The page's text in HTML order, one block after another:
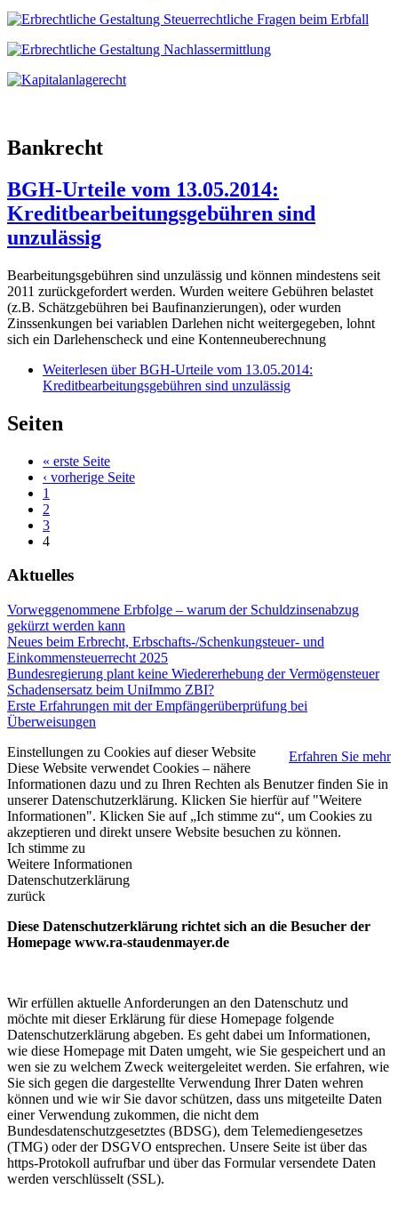
Bankrecht
BGH-Urteile vom 13.05.2014:
Kreditbearbeitungsgebühren sind
unzulässig
Bearbeitungsgebühren sind unzulässig und können mindestens seit
2011 zurückgefordert werden. Wurden weitere Gebühren belastet
(z.B. Schätzgebühren bei Baufinanzierungen), oder wurden
Zinssenkungen bei variablen Darlehen nicht weitergegeben, lohnt
sich ein Darlehenscheck und eine Kontenneuberechnung
Weiterlesen über BGH-Urteile vom 13.05.2014:
Kreditbearbeitungsgebühren sind unzulässig
Seiten
« erste Seite
‹ vorherige Seite
1
2
3
4
Aktuelles
Vorweggenommene Erbfolge – warum der Schuldzinsenabzug
gekürzt werden kann
Neues beim Erbrecht, Erbschafts-/Schenkungsteuer- und
Einkommensteuerrecht 2025
Bundesregierung plant keine Wiedererhebung der Vermögensteuer
Schadensersatz beim UniImmo ZBI?
Erste Erfahrungen mit der Empfängerüberprüfung bei
Überweisungen
Erfahren Sie mehr
Einstellungen zu Cookies auf dieser Website
Diese Website verwendet Cookies – nähere
Informationen dazu und zu Ihren Rechten als Benutzer finden Sie in
unserer Datenschutzerklärung. Klicken Sie hierfür auf "Weitere
Informationen". Klicken Sie auf „Ich stimme zu“, um Cookies zu
akzeptieren und direkt unsere Website besuchen zu können.
Ich stimme zu
Weitere Informationen
Datenschutzerklärung
zurück
Diese Datenschutzerklärung richtet sich an die Besucher der
Homepage www.ra-staudenmayer.de
Wir erfüllen aktuelle Anforderungen an den Datenschutz und
möchte mit dieser Erklärung für diese Homepage folgende
Datenschutzerklärung abgeben. Es geht dabei um Informationen,
wie diese Homepage mit Daten umgeht, wie Sie gespeichert und an
wen sie zu welchem Zweck weitergeleitet werden. Sie erfahren, wie
Sie sich gegen die dargestellte Verwendung Ihrer Daten wehren
können und wie wir Sie davor schützen, dass uns mitgeteilte Daten
einer Verwendung zukommen, die nicht dem
Bundesdatenschutzgesetztes (BDSG), dem Telemediengesetzes
(TMG) oder der DSGVO entsprechen. Unsere Seite ist über das
https-Protokoll aufrufbar und über das Formular versendete Daten
werden verschlüsselt (SSL).